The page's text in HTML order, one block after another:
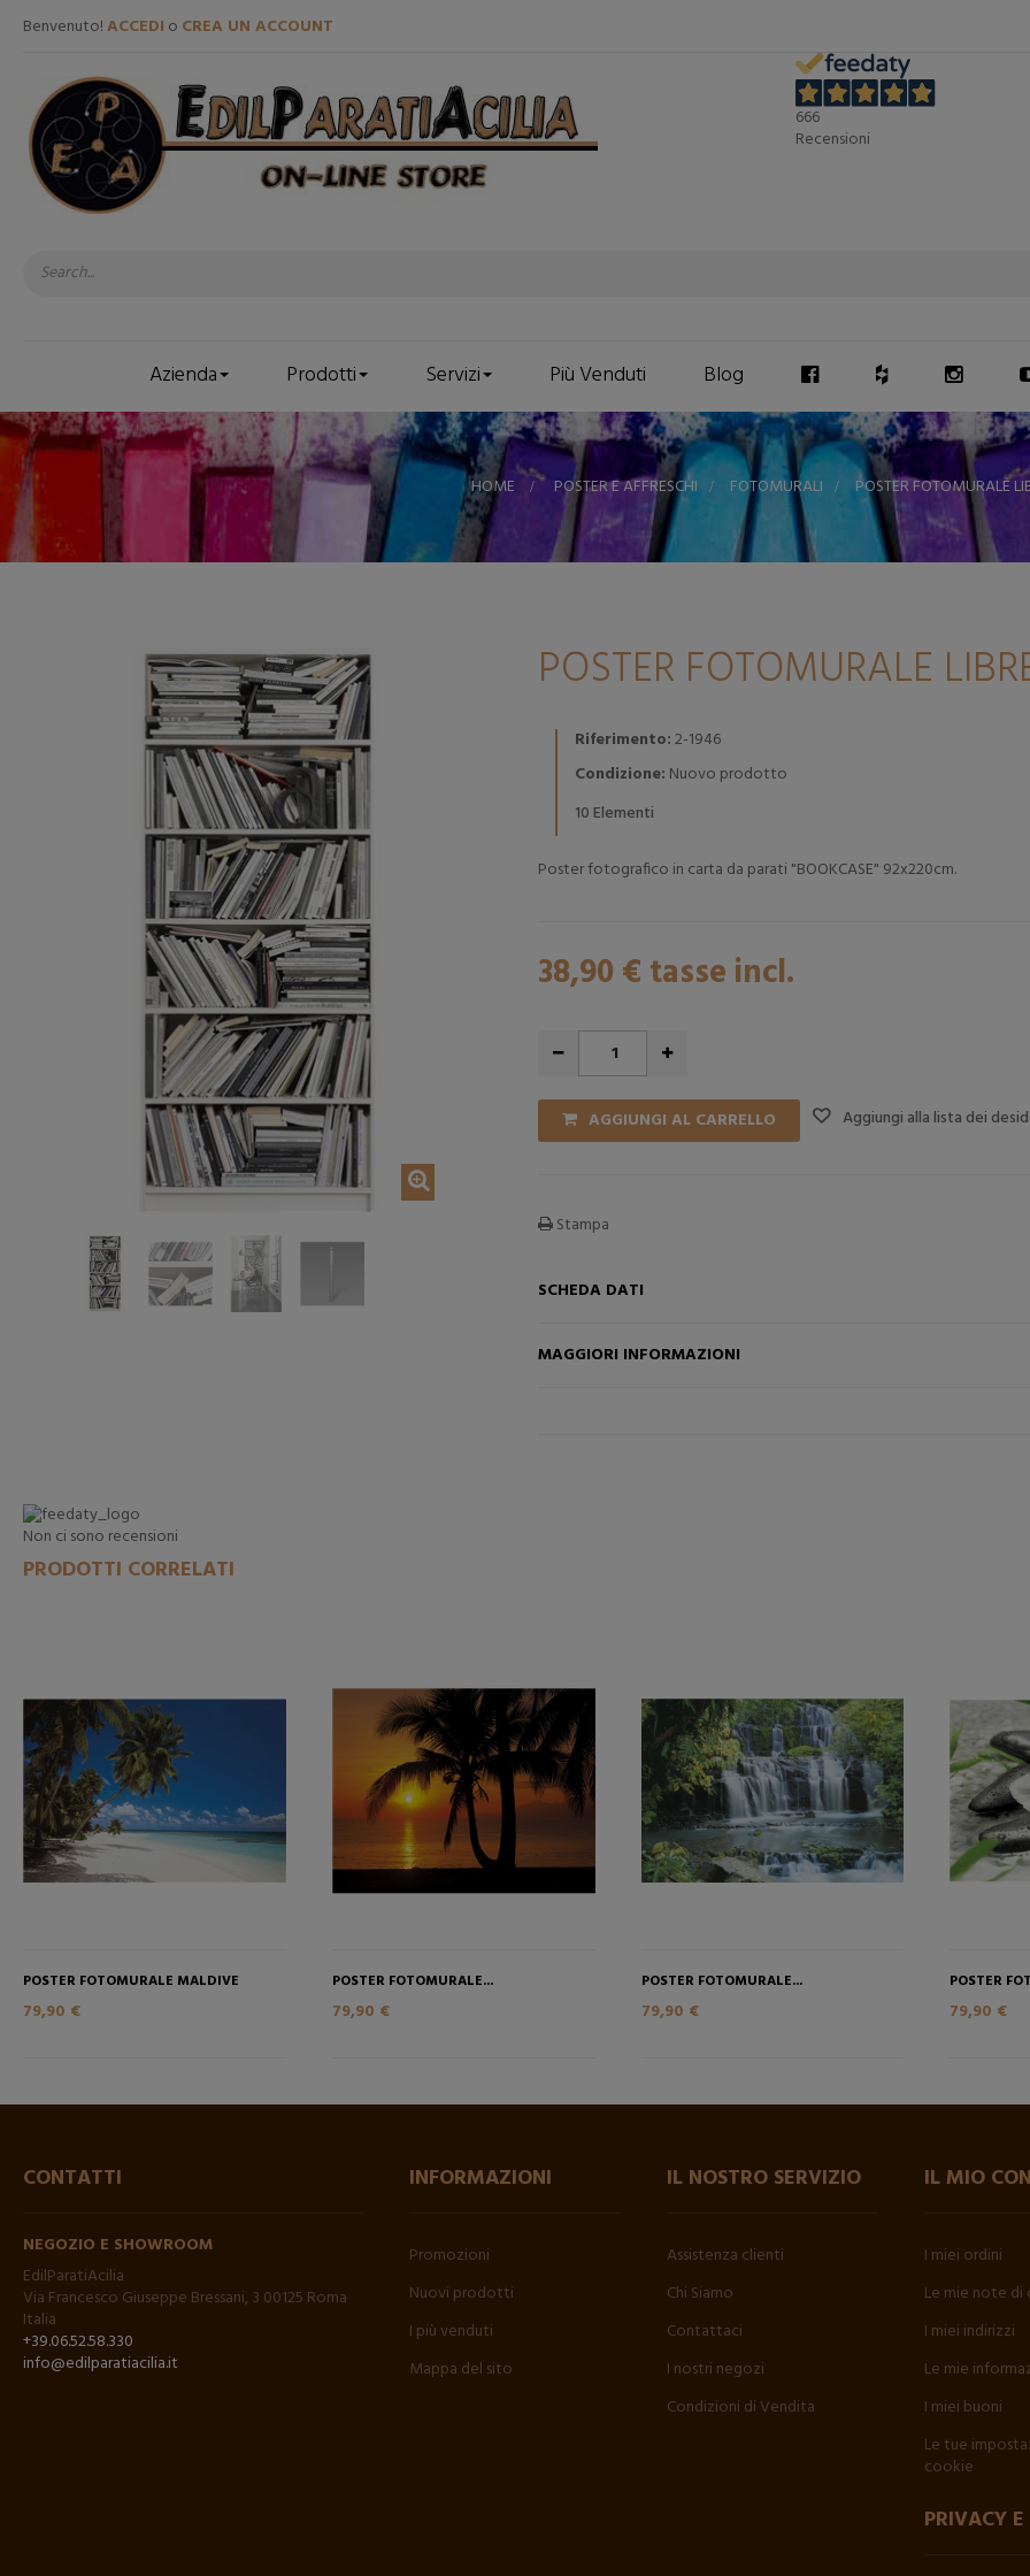
Benvenuto!ACCEDI o CREA UN ACCOUNT
666
Recensioni
Azienda Prodotti Servizi Più Venduti Blog
HOME > POSTER E AFFRESCHI > FOTOMURALI > POSTER FOTOMURALE
POSTER FOTOMURALE
Riferimento:2-1946
Condizione: Nuovo prodotto
10 Elementi
Poster fotografico in carta da parati "BOOKCASE" 92x220cm.
38,90 € tasse incl.
AGGIUNGI AL CARRELLO Aggiungi alla lista dei
Stampa
SCHEDA DATI
MAGGIORI INFORMAZIONI
Non ci sono recensioni
PRODOTTI CORRELATI
AGGIUNGI NEL CARRELLO
POSTER FOTOMURALE MALDIVE
79,90 €
POSTER FOTOMURALE...
79,90 €
POSTER FOTOMURALE...
79,90 €
POSTER
79,90 €
CONTATTI
NEGOZIO E SHOWROOM
EdilParatiAcilia
Via Francesco Giuseppe Bressani, 3 00125 Roma
Italia
+39.06.52.58.330
info@edilparatiacilia.it
INFORMAZIONI
Promozioni
Nuovi prodotti
I più venduti
Mappa del sito
IL NOSTRO SERVIZIO
Assistenza clienti
Chi Siamo
Contattaci
I nostri negozi
Condizioni di Vendita
IL MIO
I miei ordini
Le mie note
I miei indirizzi
Le mie
I miei buoni
Le tue
cookie
PRIVACY